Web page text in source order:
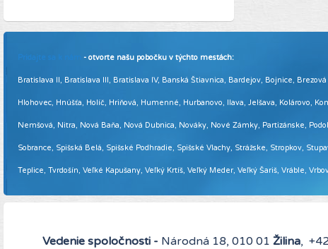
Pridajte sa k nám - otvorte našu pobočku v týchto mestách:
Bratislava II, Bratislava III, Bratislava IV, Banská Štiavnica, Bardejov, Bojnice,
Hlohovec, Hnúšťa, Holíč, Hriňová, Humenné, Hurbanovo, Ilava, Jelšava, Kolárovo,
Nemšová, Nitra, Nová Baňa, Nová Dubnica, Nováky, Nové Zámky, Partizánske,
Sobrance, Spišská Belá, Spišské Podhradie, Spišské Vlachy, Strážske, Stropkov,
Teplice, Tvrdošín, Veľké Kapušany, Veľký Krtíš, Veľký Meder, Veľký Šariš, Vráble,
Vedenie spoločnosti - Národná 18, 010 01 Žilina,